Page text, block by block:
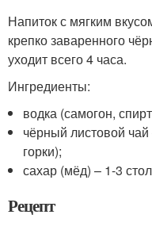
Напиток с мягким
крепко заваренного
уходит всего 4 часа.
Ингредиенты:
водка (самогон,
чёрный листовой
горки);
сахар (мёд) – 1-3
Рецепт